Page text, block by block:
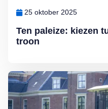
Ten paleize: kiezen
troon
25 oktober 2025
Lees meer over Binnenkijken